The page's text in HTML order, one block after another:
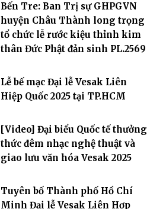
Bến Tre: Ban Trị sự GHPGVN
huyện Châu Thành long trọng
tổ chức lễ rước kiệu thỉnh kim
thân Đức Phật đản sinh PL.2569
Lễ bế mạc Đại lễ Vesak Liên
Hiệp Quốc 2025 tại TP.HCM
[Video] Đại biểu Quốc tế thưởng
thức đêm nhạc nghệ thuật và
giao lưu văn hóa Vesak 2025
Tuyên bố Thành phố Hồ Chí
Minh Đại lễ Vesak Liên Hợp